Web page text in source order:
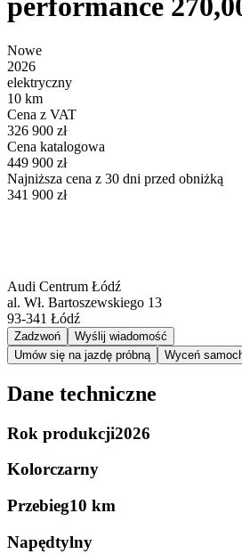
performance
Nowe
2026
elektryczny
10 km
Cena z VAT
326 900 zł
Cena katalogowa
449 900 zł
Najniższa cena z 30 dni przed obniżką
341 900 zł
Audi Centrum Łódź
al. Wł. Bartoszewskiego 13
93-341 Łódź
Zadzwoń
Wyślij wiadomość
Umów się na jazdę próbną
Wyceń
Dane techniczne
Rok produkcji2026
Kolorczarny
Przebieg10 km
Napędtylny